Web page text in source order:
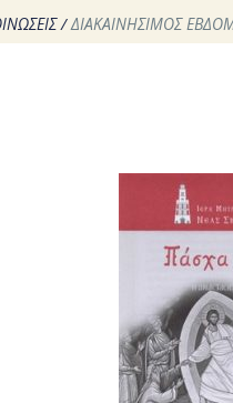
/ΔΙΑΚΑΙΝΗΣΙΜΟΣ